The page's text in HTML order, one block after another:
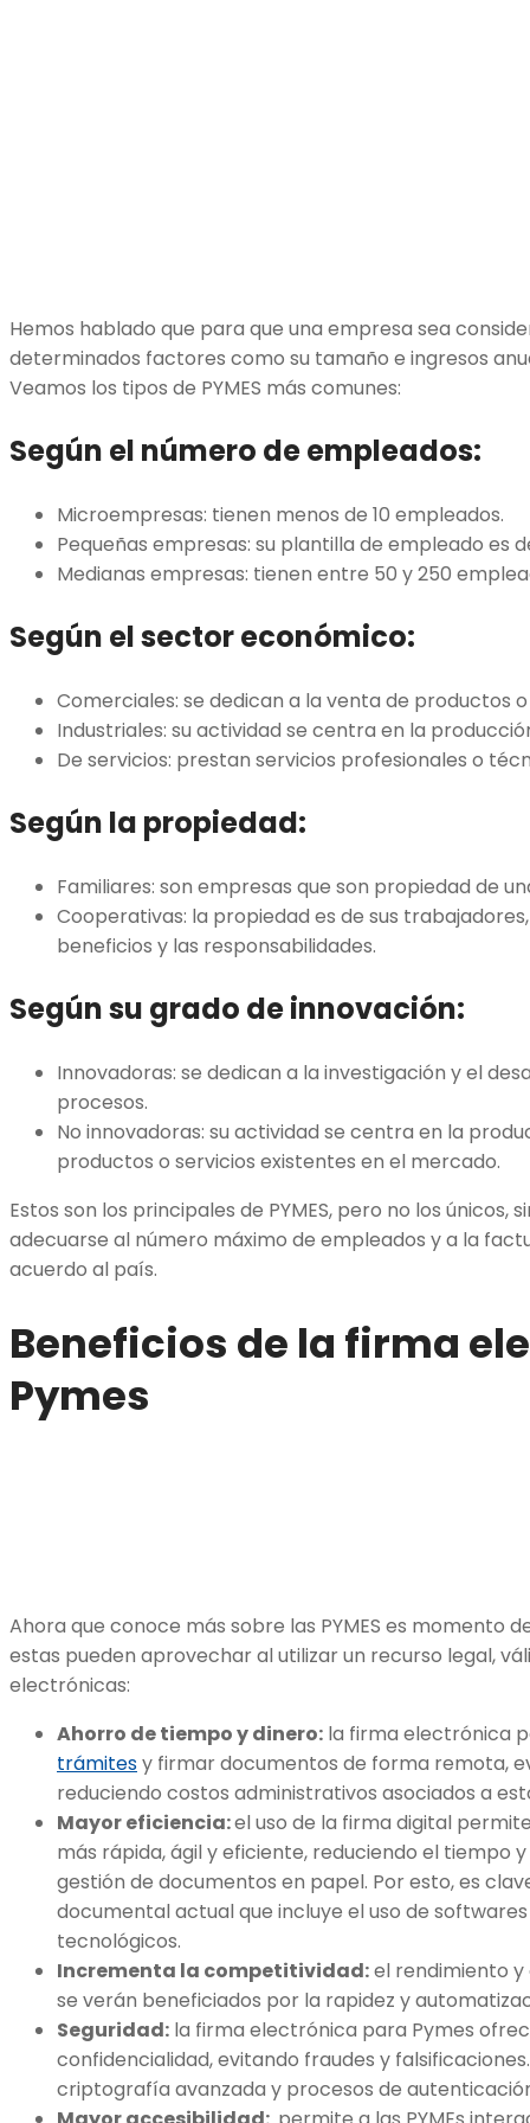
Hemos hablado que para que una empresa sea
determinados factores como su tamaño e ingresos
Veamos los tipos de PYMES más comunes:
Según el número de empleados:
Microempresas: tienen menos de 10 empleados.
Pequeñas empresas: su plantilla de empleado es
Medianas empresas: tienen entre 50 y 250
Según el sector económico:
Comerciales: se dedican a la venta de productos
Industriales: su actividad se centra en la
De servicios: prestan servicios profesionales o
Según la propiedad:
Familiares: son empresas que son propiedad de
Cooperativas: la propiedad es de sus
beneficios y las responsabilidades.
Según su grado de innovación:
Innovadoras: se dedican a la investigación y el
procesos.
No innovadoras: su actividad se centra en la
productos o servicios existentes en el mercado.
Estos son los principales de PYMES, pero no los únicos,
adecuarse al número máximo de empleados y a la
acuerdo al país.
Beneficios de la firma
Pymes
Ahora que conoce más sobre las PYMES es momento
estas pueden aprovechar al utilizar un recurso legal,
electrónicas:
Ahorro de tiempo y dinero: la firma electrónica
trámitesy firmar documentos de forma remota,
reduciendo costos administrativos asociados a
Mayor eficiencia:el uso de la firma digital
más rápida, ágil y eficiente, reduciendo el tiempo
gestión de documentos en papel. Por esto, es
documental actual que incluye el uso de
tecnológicos.
Incrementa la competitividad:el rendimiento
se verán beneficiados por la rapidez y
Seguridad: la firma electrónica para Pymes
confidencialidad, evitando fraudes y
criptografía avanzada y procesos de